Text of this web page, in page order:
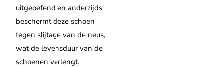
uitgeoefend en anderzijds
beschermt deze schoen
tegen slijtage van de neus,
wat de levensduur van de
schoenen verlengt.